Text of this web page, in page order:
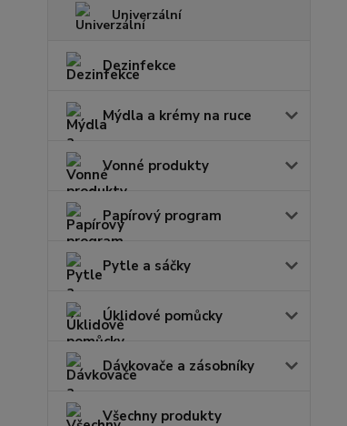
Univerzální
Dezinfekce
Mýdla a krémy na ruce
Vonné produkty
Papírový program
Pytle a sáčky
Úklidové pomůcky
Dávkovače a zásobníky
Všechny produkty